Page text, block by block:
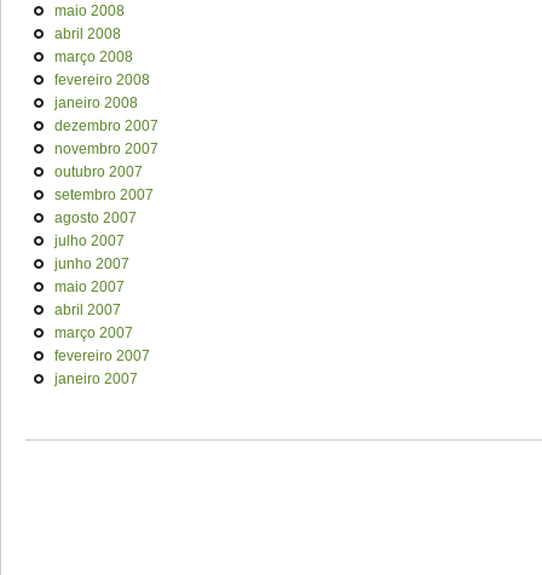
maio 2008
abril 2008
março 2008
fevereiro 2008
janeiro 2008
dezembro 2007
novembro 2007
outubro 2007
setembro 2007
agosto 2007
julho 2007
junho 2007
maio 2007
abril 2007
março 2007
fevereiro 2007
janeiro 2007